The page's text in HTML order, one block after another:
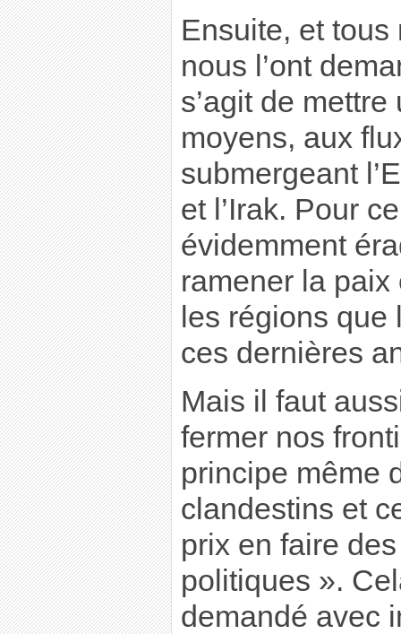
Ensuite, et
nous l’ont
s’agit de
moyens, aux
submergeant
et l’Irak. Pour
évidemment
ramener la
les régions
ces dernières
Mais il faut
fermer nos
principe même
clandestins et
prix en faire
politiques ».
demandé avec